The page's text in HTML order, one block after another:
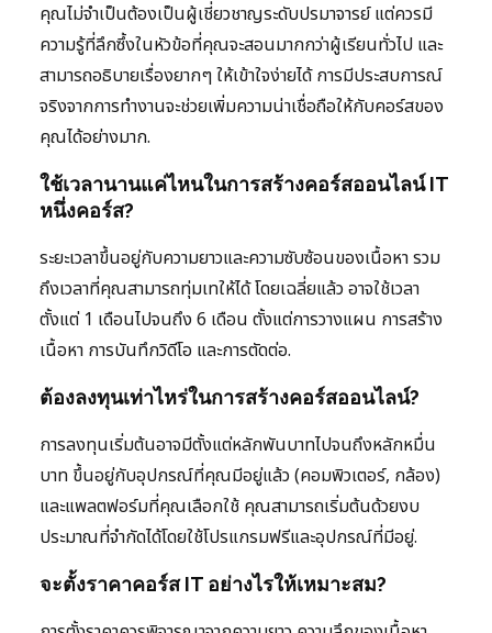
คุณไม่จำเป็นต้องเป็นผู้เชี่ยวชาญระดับปรมาจารย์ แต่ควรมี
ความรู้ที่ลึกซึ้งในหัวข้อที่คุณจะสอนมากกว่าผู้เรียนทั่วไป และ
สามารถอธิบายเรื่องยากๆ ให้เข้าใจง่ายได้ การมีประสบการณ์
จริงจากการทำงานจะช่วยเพิ่มความน่าเชื่อถือให้กับคอร์สของ
คุณได้อย่างมาก.
ใช้เวลานานแค่ไหนในการสร้างคอร์สออนไลน์ IT
หนึ่งคอร์ส?
ระยะเวลาขึ้นอยู่กับความยาวและความซับซ้อนของเนื้อหา รวม
ถึงเวลาที่คุณสามารถทุ่มเทให้ได้ โดยเฉลี่ยแล้ว อาจใช้เวลา
ตั้งแต่ 1 เดือนไปจนถึง 6 เดือน ตั้งแต่การวางแผน การสร้าง
เนื้อหา การบันทึกวิดีโอ และการตัดต่อ.
ต้องลงทุนเท่าไหร่ในการสร้างคอร์สออนไลน์?
การลงทุนเริ่มต้นอาจมีตั้งแต่หลักพันบาทไปจนถึงหลักหมื่น
บาท ขึ้นอยู่กับอุปกรณ์ที่คุณมีอยู่แล้ว (คอมพิวเตอร์, กล้อง)
และแพลตฟอร์มที่คุณเลือกใช้ คุณสามารถเริ่มต้นด้วยงบ
ประมาณที่จำกัดได้โดยใช้โปรแกรมฟรีและอุปกรณ์ที่มีอยู่.
จะตั้งราคาคอร์ส IT อย่างไรให้เหมาะสม?